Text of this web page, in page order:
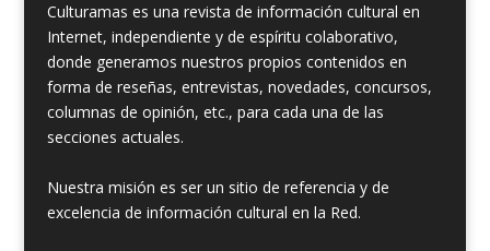
Culturamas es una revista de información cultural en
Internet, independiente y de espíritu colaborativo,
donde generamos nuestros propios contenidos en
forma de reseñas, entrevistas, novedades, concursos,
columnas de opinión, etc., para cada una de las
secciones actuales.
Nuestra misión es ser un sitio de referencia y de
excelencia de información cultural en la Red.